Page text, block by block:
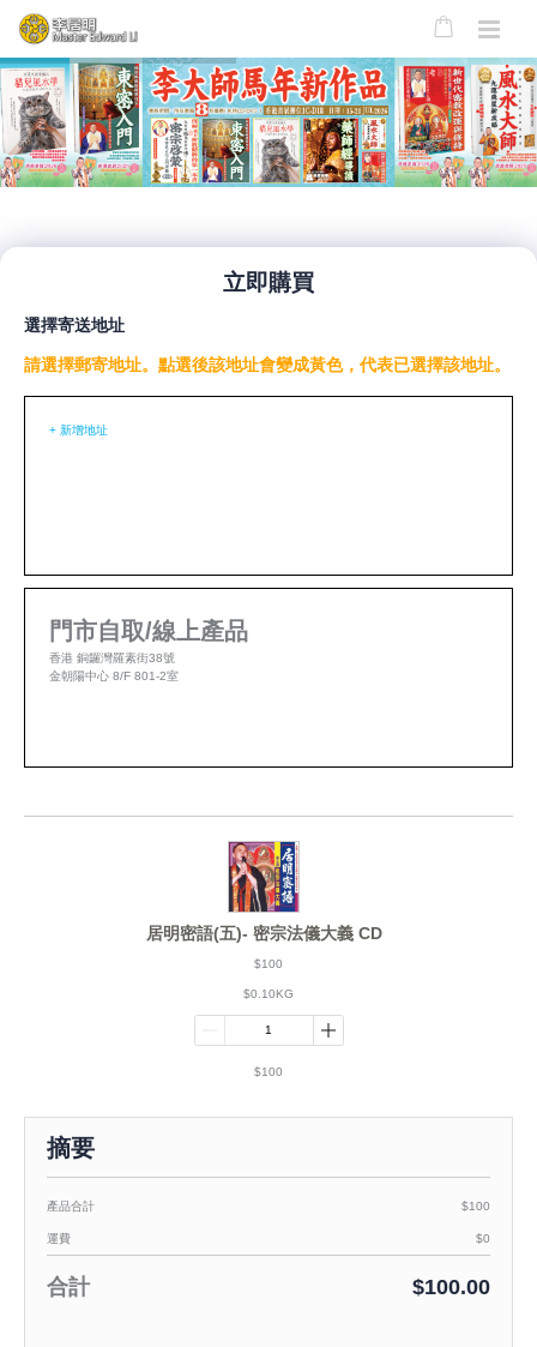
立即購買
選擇寄送地址
請選擇郵寄地址。點選後該地址會變成黃色，代表已選擇該地址。
+ 新增地址
門市自取/線上產品
香港 銅鑼灣羅素街38號
金朝陽中心 8/F 801-2室
居明密語(五)- 密宗法儀大義 CD
$100
$0.10KG
$100
摘要
產品合計 $100
運費 $0
合計 $100.00